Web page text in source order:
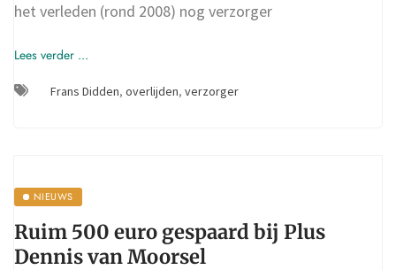
het verleden (rond 2008) nog verzorger
Lees verder ...
Frans Didden, overlijden, verzorger
NIEUWS
Ruim 500 euro gespaard bij Plus
Dennis van Moorsel